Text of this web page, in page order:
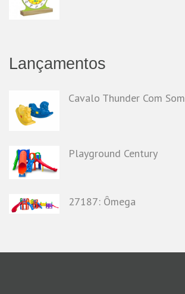
Lançamentos
Cavalo Thunder Com Som
Playground Century
27187: Ômega